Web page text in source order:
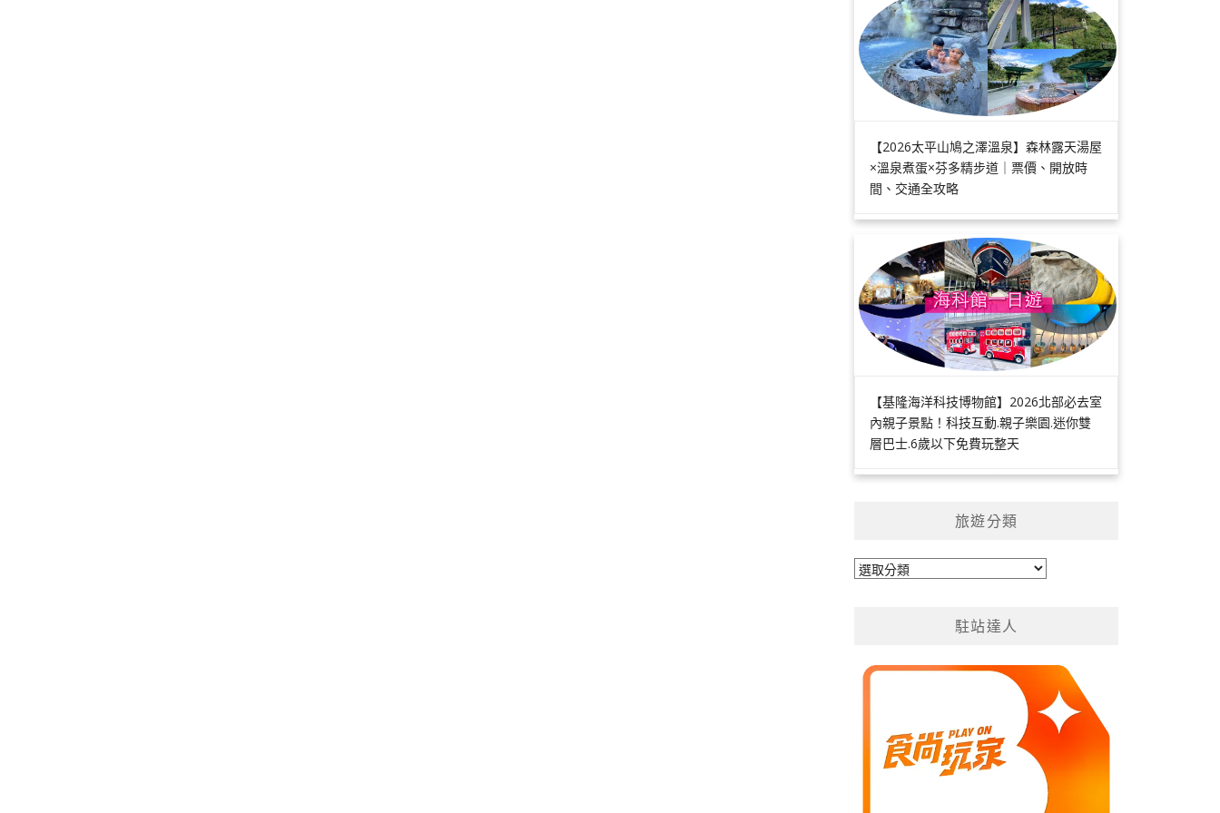
【2026太平山鳩之澤溫泉】森林露天湯屋
×溫泉煮蛋×芬多精步道｜票價、開放時
間、交通全攻略
【基隆海洋科技博物館】2026北部必去室
內親子景點！科技互動.親子樂園.迷你雙
層巴士.6歲以下免費玩整天
旅遊分類
旅
駐站達人